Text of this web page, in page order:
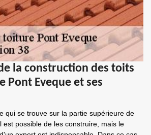
la construction des toits
Pont Eveque et ses
qui se trouve sur la partie supérieure de
est possible de les construire, mais le